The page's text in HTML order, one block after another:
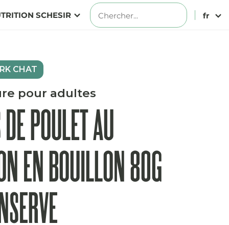
SCHESIR fr
CHAT
pour adultes
POULET AU
EN BOUILLON 80G